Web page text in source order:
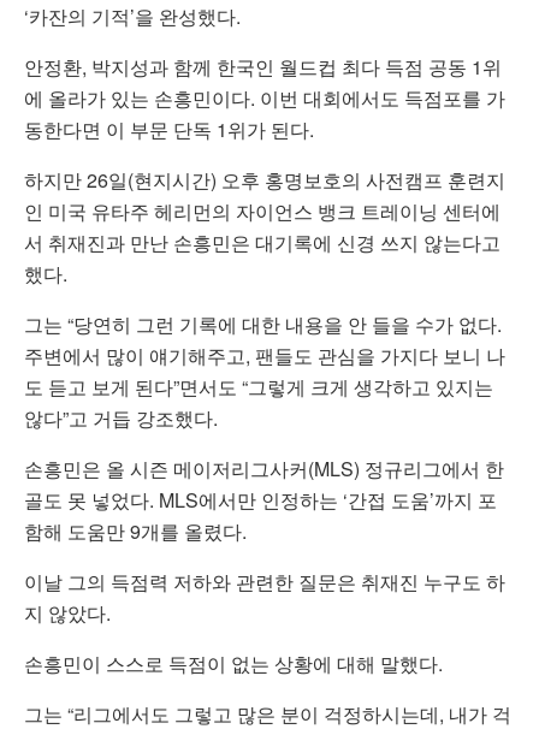
‘카잔의 기적’을 완성했다.
안정환, 박지성과 함께 한국인 월드컵 최다 득점 공동 1위
에 올라가 있는 손흥민이다. 이번 대회에서도 득점포를 가
동한다면 이 부문 단독 1위가 된다.
하지만 26일(현지시간) 오후 홍명보호의 사전캠프 훈련지
인 미국 유타주 헤리먼의 자이언스 뱅크 트레이닝 센터에
서 취재진과 만난 손흥민은 대기록에 신경 쓰지 않는다고
했다.
그는 “당연히 그런 기록에 대한 내용을 안 들을 수가 없다.
주변에서 많이 얘기해주고, 팬들도 관심을 가지다 보니 나
도 듣고 보게 된다”면서도 “그렇게 크게 생각하고 있지는
않다”고 거듭 강조했다.
손흥민은 올 시즌 메이저리그사커(MLS) 정규리그에서 한
골도 못 넣었다. MLS에서만 인정하는 ‘간접 도움’까지 포
함해 도움만 9개를 올렸다.
이날 그의 득점력 저하와 관련한 질문은 취재진 누구도 하
지 않았다.
손흥민이 스스로 득점이 없는 상황에 대해 말했다.
그는 “리그에서도 그렇고 많은 분이 걱정하시는데, 내가 걱